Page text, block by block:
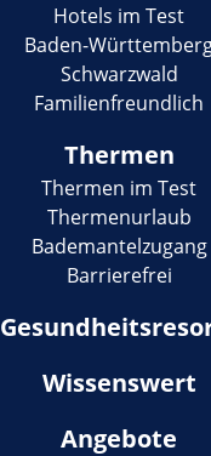
Hotels im Test
Baden-
Schwarzwald
Familienfreundlich
Thermen
Thermen im Test
Thermenurlaub
Bademantelzugang
Barrierefrei
Wissenswert
Angebote